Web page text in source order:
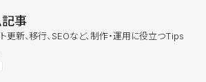
記事
更新、移行、SEOなど、制作・運用に役立つTips